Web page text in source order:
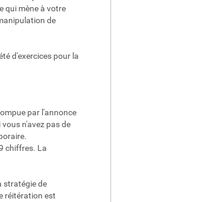
qui mène à votre
de
d'exercices pour la
par l'annonce
n'avez pas de
chiffres. La
stratégie de
réitération est